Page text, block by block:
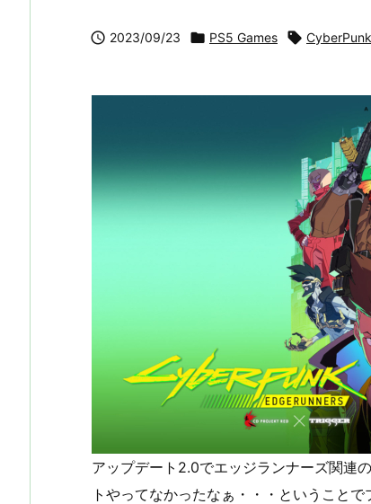
 2023/09/23  PS5 Games 
アップデート2.0でエッジランナーズ関連
トやってなかったなぁ・・・ということで